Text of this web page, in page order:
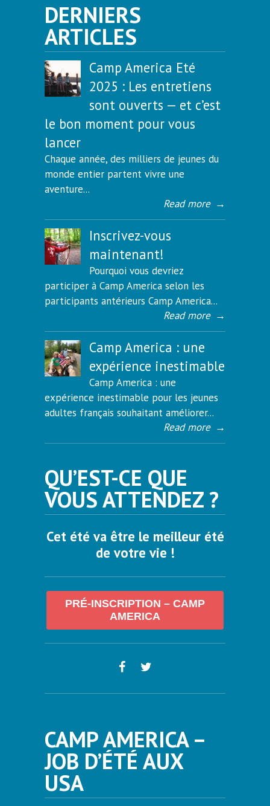
DERNIERS
ARTICLES
Camp America Eté
2025 : Les entretiens
sont ouverts — et c’est
le bon moment pour vous
lancer
Chaque année, des milliers de jeunes du
monde entier partent vivre une
aventure...
Read more →
Inscrivez-vous
maintenant!
Pourquoi vous devriez
participer à Camp America selon les
participants antérieurs Camp America...
Read more →
Camp America : une
expérience inestimable
Camp America : une
expérience inestimable pour les jeunes
adultes français souhaitant améliorer...
Read more →
QU’EST-CE QUE
VOUS ATTENDEZ ?
Cet été va être le meilleur été
de votre vie !
PRÉ-INSCRIPTION – CAMP
AMERICA
CAMP AMERICA –
JOB D’ÉTÉ AUX
USA